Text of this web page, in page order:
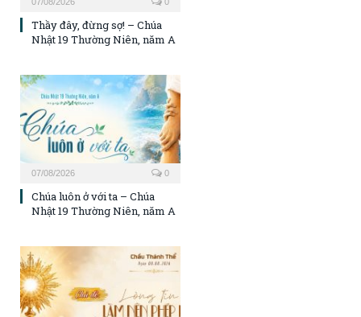
Thầy đây, đừng sợ! – Chúa
Nhật 19 Thường Niên, năm A
07/08/2026 0
Chúa luôn ở với ta – Chúa
Nhật 19 Thường Niên, năm A